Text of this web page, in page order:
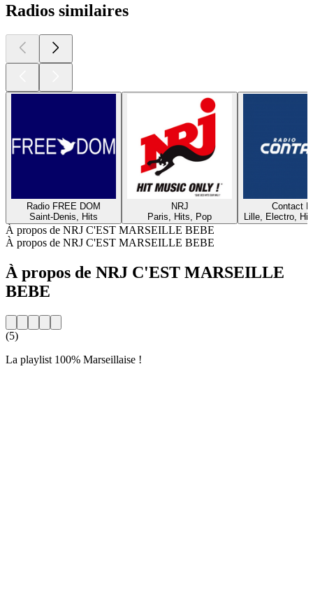
Radios similaires
Radio FREE DOM
Saint-Denis, Hits
NRJ
Paris, Hits, Pop
Contact
Lille, Electro,
À propos de NRJ C'EST MARSEILLE BEBE
À propos de NRJ C'EST MARSEILLE BEBE
À propos de NRJ C'EST MARSEILLE
BEBE
(5)
La playlist 100% Marseillaise !